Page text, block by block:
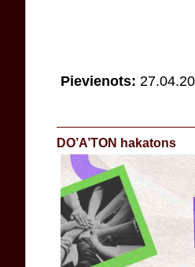
Pievienots:
DO’A’TON hakatons